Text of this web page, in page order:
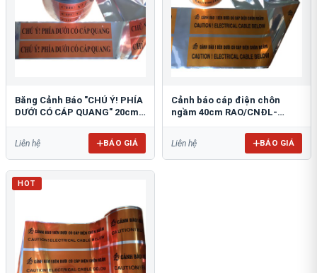
Băng Cảnh Báo "CHÚ Ý! PHÍA
DƯỚI CÓ CÁP QUANG" 20cm
Liên hệ BÁO GIÁ
Cảnh báo cáp điện chôn
ngầm 40cm RAO/CNĐL-
Liên hệ BÁO GIÁ
HOT